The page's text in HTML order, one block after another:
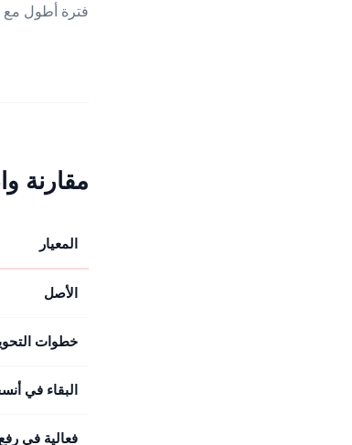
فترة أطول مع
مقارنة
المعيار
الأصل
خطوات
البقاء في
فعالية في